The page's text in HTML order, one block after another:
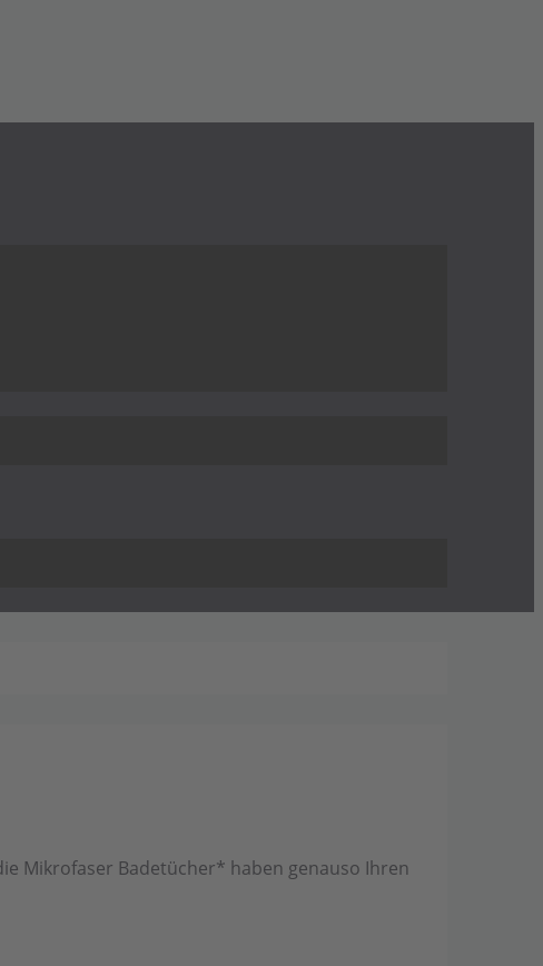
Mikrofaser Badetücher* haben genauso Ihren